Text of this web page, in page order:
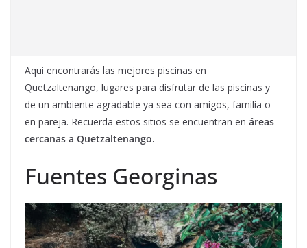
Aqui encontrarás las mejores piscinas en
Quetzaltenango, lugares para disfrutar de las piscinas y
de un ambiente agradable ya sea con amigos, familia o
en pareja. Recuerda estos sitios se encuentran en áreas
cercanas a Quetzaltenango.
Fuentes Georginas